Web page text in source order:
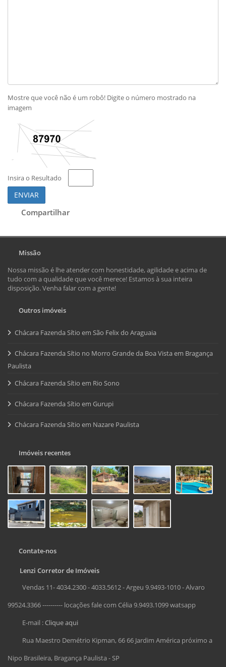
Mostre que você não é um robô! Digite o número mostrado na
imagem
Insira o Resultado
ENVIAR
Compartilhar
Missão
Nossa missão é lhe atender com honestidade, agilidade e acima de
tudo com a qualidade que você merece! Estamos à sua inteira
disposição. Venha falar com a gente!
Outros imóveis
Chácara Fazenda Sítio em São Felix do Araguaia
Chácara Fazenda Sítio no Morro Grande da Boa Vista em Bragança
Paulista
Chácara Fazenda Sítio em Rio Sono
Chácara Fazenda Sítio em Gurupi
Chácara Fazenda Sítio em Nazare Paulista
Imóveis recentes
Contate-nos
Lenzi Corretor de Imóveis
Vendas 11- 4034.2300 - 4033.5612 - Argeu 9.9493-1010 - Alvaro
99524.3366 ---------- locações fale com Célia 9.9493.1099 watsapp
E-mail :Clique aqui
Rua Maestro Demétrio Kipman, 66 66 Jardim América próximo a
Nipo Brasileira, Bragança Paulista - SP